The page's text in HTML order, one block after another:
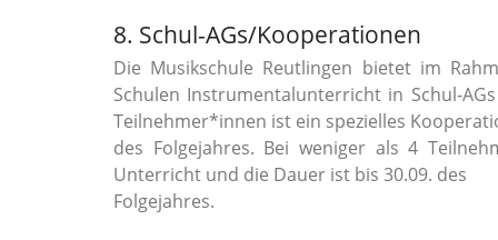
8. Schul-AGs/Kooperationen
Die Musikschule Reutlingen bietet im
Schulen Instrumentalunterricht in Schul-
Teilnehmer*innen ist ein spezielles
des Folgejahres. Bei weniger als 4
Unterricht und die Dauer ist bis 30.09. des
Folgejahres.